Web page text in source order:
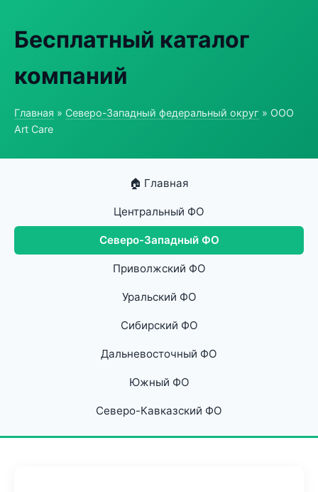
Бесплатный каталог
компаний
Главная » Северо-Западный федеральный округ » ООО
Art Care
🏠 Главная
Центральный ФО
Северо-Западный ФО
Приволжский ФО
Уральский ФО
Сибирский ФО
Дальневосточный ФО
Южный ФО
Северо-Кавказский ФО